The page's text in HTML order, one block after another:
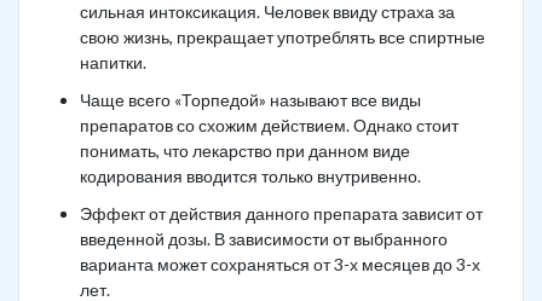
сильная интоксикация. Человек ввиду страха за
свою жизнь, прекращает употреблять все спиртные
напитки.
Чаще всего «Торпедой» называют все виды
препаратов со схожим действием. Однако стоит
понимать, что лекарство при данном виде
кодирования вводится только внутривенно.
Эффект от действия данного препарата зависит от
введенной дозы. В зависимости от выбранного
варианта может сохраняться от 3-х месяцев до 3-х
лет.